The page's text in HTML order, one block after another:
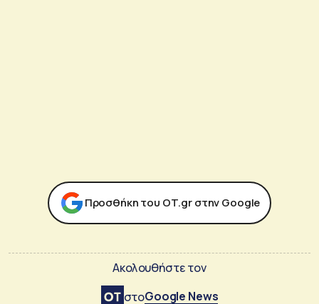
Προσθήκη του ΟΤ.gr στην Google
Ακολουθήστε τον
στοGoogle News